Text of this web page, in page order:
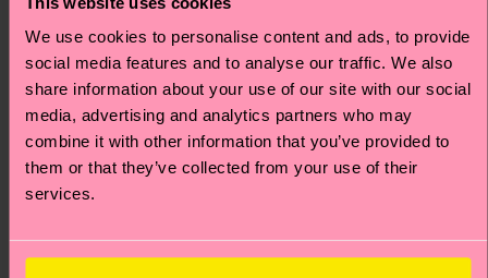
We use cookies to personalise content and ads, to provide
social media features and to analyse our traffic. We also
share information about your use of our site with our social
media, advertising and analytics partners who may
combine it with other information that you’ve provided to
them or that they’ve collected from your use of their
services.
Big Dot Natural Dye
Sock
14 €
+6
Team Spain Football
Sneaker Sock
7.20 €